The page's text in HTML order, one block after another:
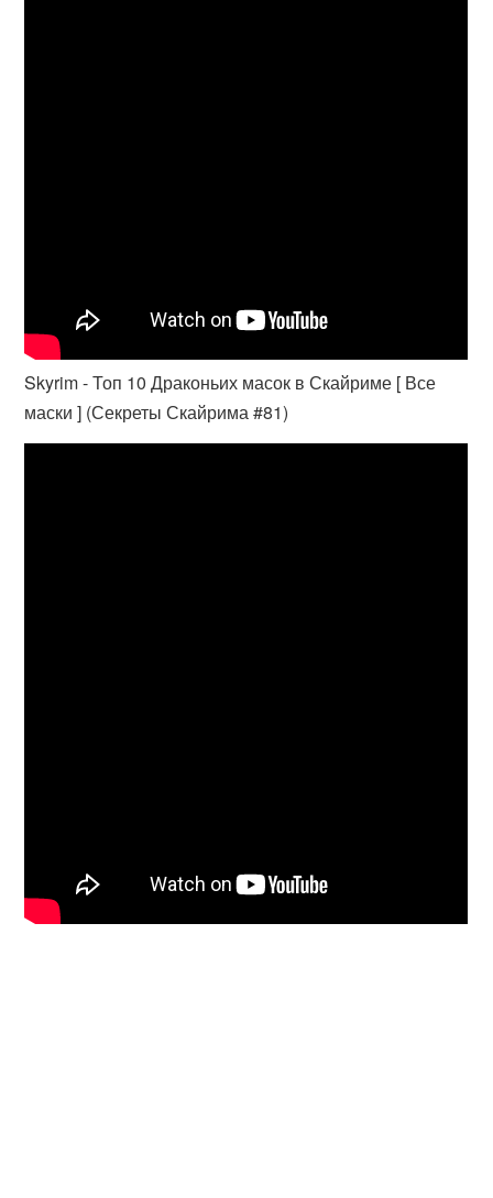
Skyrim - Топ 10 Драконьих масок в Скайриме [ Все
маски ] (Секреты Скайрима #81)